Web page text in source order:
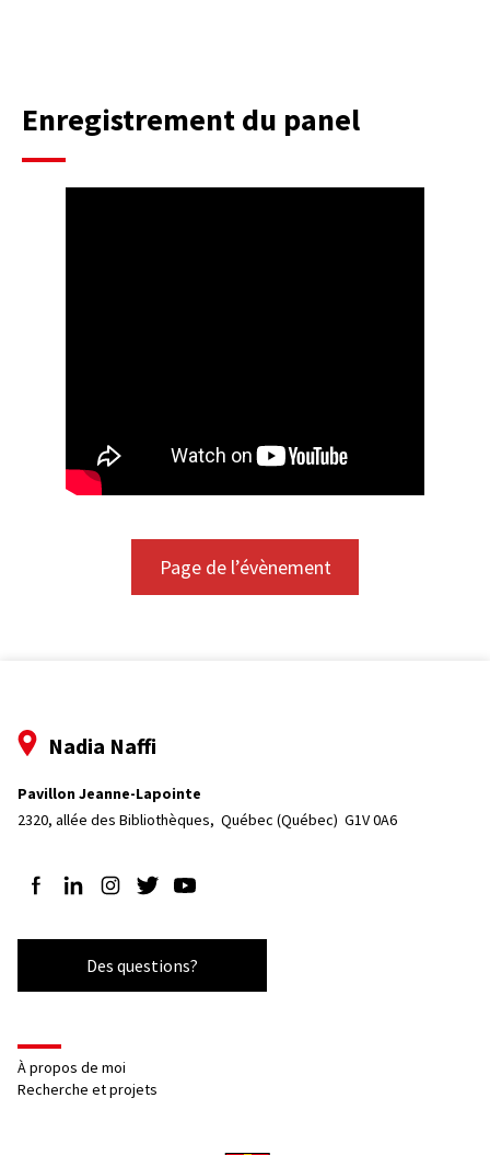
Enregistrement du panel
Page de l’évènement
Nadia Naffi
Pavillon Jeanne-Lapointe
2320, allée des Bibliothèques, Québec (Québec)  G1V 0A6
Suivez-nous sur Facebook
Suivez-nous sur LinkedIn
Suivez-nous sur Instagram
Suivez-nous sur Twitter
Suivez-nous sur YouTube
Des questions?
À propos de moi
Recherche et projets